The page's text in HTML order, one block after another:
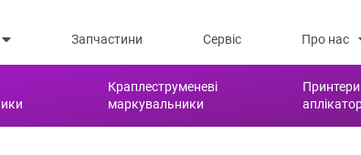
Запчастини Сервіс Про нас
Краплеструменеві
маркувальники
Принтери